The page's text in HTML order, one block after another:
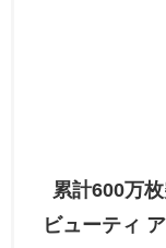
累計600万
ビューティ